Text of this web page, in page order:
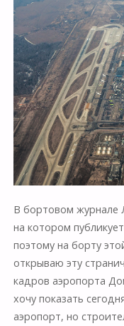
В бортовом журнале
на котором
поэтому на борту
открываю эту
кадров аэропорта
хочу показать
аэропорт, но